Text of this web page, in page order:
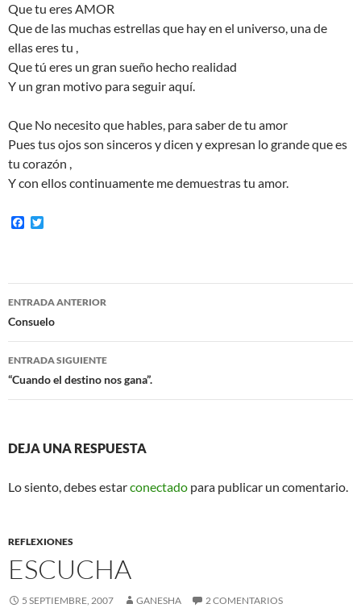
Que tu eres AMOR
Que de las muchas estrellas que hay en el universo, una de
ellas eres tu ,
Que tú eres un gran sueño hecho realidad
Y un gran motivo para seguir aquí.
Que No necesito que hables, para saber de tu amor
Pues tus ojos son sinceros y dicen y expresan lo grande que es
tu corazón ,
Y con ellos continuamente me demuestras tu amor.
F
o
o
e
r
Navegación
de
entradas
ENTRADA ANTERIOR
Consuelo
ENTRADA SIGUIENTE
“Cuando el destino nos gana”.
DEJA UNA RESPUESTA
Lo siento, debes estarconectado para publicar un comentario.
REFLEXIONES
ESCUCHA
5 SEPTIEMBRE, 2007 GANESHA 2 COMENTARIOS